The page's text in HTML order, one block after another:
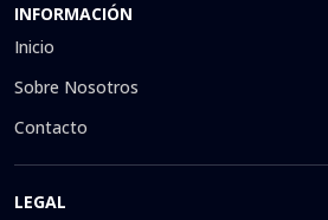
INFORMACIÓN
Inicio
Sobre Nosotros
Contacto
LEGAL